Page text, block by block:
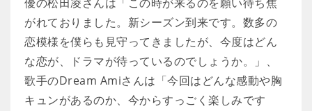
がれておりました。新シーズン到来です。数多の
恋模様を僕らも見守ってきましたが、今度はどん
な恋が、ドラマが待っているのでしょうか。」、
歌手のDream Amiさんは「今回はどんな感動や胸
キュンがあるのか、今からすっごく楽しみです